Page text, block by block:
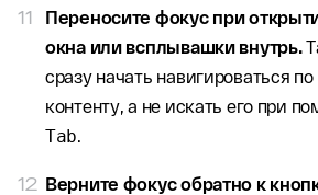
Переносите фокус при
окна или всплывашки внутрь.
сразу начать навигироваться
контенту, а не искать его при
Tab
Верните фокус обратно к